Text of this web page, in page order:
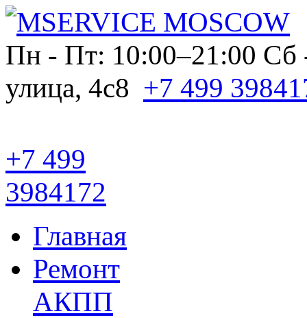
Пн - Пт: 10:00–21:00 Сб
улица, 4с8 +7 499
+7 499
3984172
Главная
Ремонт
АКПП